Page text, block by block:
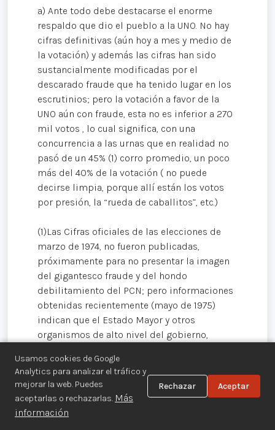
Usamos cookies de Google
Analytics para analizar el tráfico y
mejorar la web. Puedes
aceptarlas o rechazarlas. Más
información
Rechazar Aceptar
a) Ante todo debe destacarse el enorme
respaldo que dio el pueblo a la UNO. No hay
cifras definitivas (aún hoy a mes y medio de
la votación) y además las cifras han sido
sustancialmente modificadas por el
descarado fraude que ha tenido lugar en los
escrutinios; pero la votación a favor de la
UNO aún con fraude, esta no es inferior a 270
mil votos , lo cual significa, con una
concurrencia a las urnas que en realidad no
pasó de un 45% (1) corro promedio, un poco
más del 40% de la votación ( no puede
decirse limpia, porque allí están los votos
por presión, la “rueda de caballitos”, etc.)
(1)Las Cifras oficiales de las elecciones de
marzo de 1974, no fueron publicadas,
próximamente para no presentar la imagen
del gigantesco fraude y del hondo
debilitamiento del PCN; pero informaciones
obtenidas recientemente (mayo de 1975)
indican que el Estado Mayor y otros
organismos de alto nivel del gobierno,
UNO obtuvo a su favor un poco más del 60%
de la votación total en las mencionadas
elecciones.